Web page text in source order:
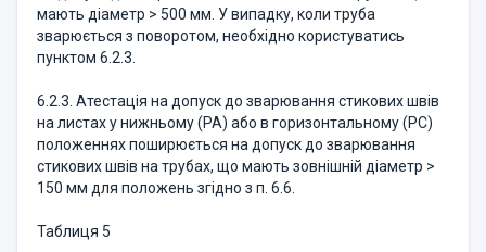
мають дiаметр > 500 мм. У випадку, коли труба
зварюється з поворотом, необхiдно користуватись
пунктом 6.2.3.
6.2.3. Атестацiя на допуск до зварювання стикових швiв
на листах у нижньому (РА) або в горизонтальному (РС)
положеннях поширюється на допуск до зварювання
стикових швiв на трубах, що мають зовнiшнiй дiаметр >
150 мм для положень згiдно з п. 6.6.
Таблиця 5